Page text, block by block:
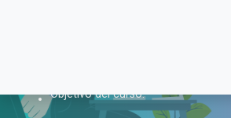
Objetivo del curso: